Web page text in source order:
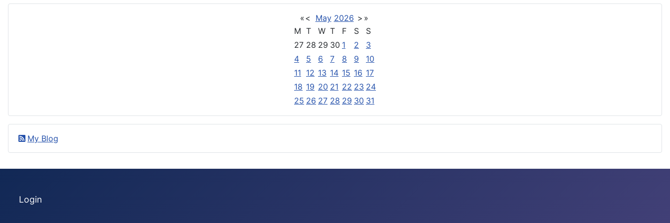
«< May 2026 > »
M T W T F S
S
27 28 29 30 1 2
3
4
5 6 7 8 9
10
11 12 13 14 15 16 17
18 19 20 21 22 23 24
25 26 27 28 29 30 31
My Blog
Login